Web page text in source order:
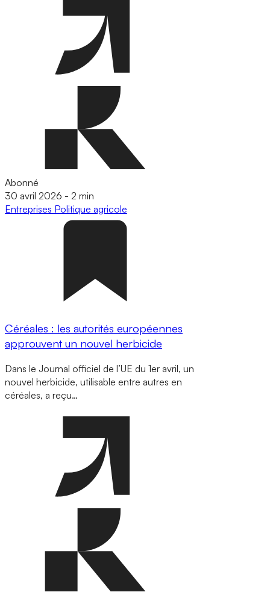
Abonné
30 avril 2026 - 2 min
Entreprises Politique agricole
Céréales : les autorités européennes
approuvent un nouvel herbicide
Dans le Journal officiel de l’UE du 1er avril, un
nouvel herbicide, utilisable entre autres en
céréales, a reçu…